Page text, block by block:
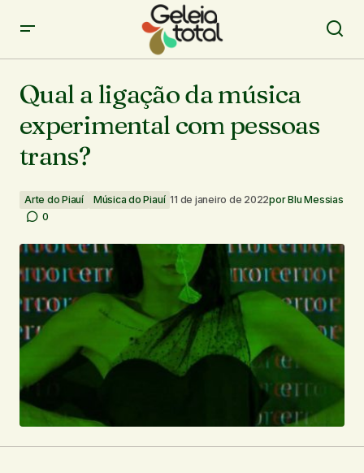
trans?
Qual a ligação da música
experimental com pessoas
trans?
Arte do Piauí Música do Piauí 11 de janeiro de 2022porBlu Messias
0